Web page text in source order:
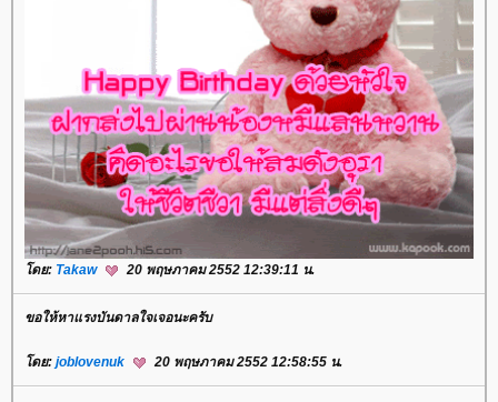
ดย: Takaw 20 พฤษภาคม 2552 12:39:11 น.
ขอให้หาแรงบันดาลใจเจอนะครับ
ดย: joblovenuk 20 พฤษภาคม 2552 12:58:55 น.